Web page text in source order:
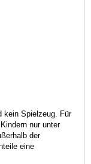
kein Spielzeug. Für
nur unter
der
eine